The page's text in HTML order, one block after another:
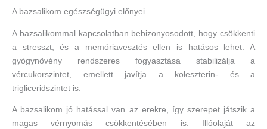
A bazsalikom egészségügyi előnyei
A bazsalikommal kapcsolatban bebizonyosodott, hogy csökkenti
a stresszt, és a memóriavesztés ellen is hatásos lehet. A
gyógynövény rendszeres fogyasztása stabilizálja a
vércukorszintet, emellett javítja a koleszterin- és a
trigliceridszintet is.
A bazsalikom jó hatással van az erekre, így szerepet játszik a
magas vérnyomás csökkentésében is. Illóolaját az